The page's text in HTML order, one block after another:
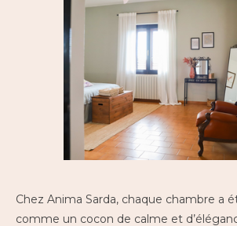
Chez Anima Sarda, chaque chambre a
comme un cocon de calme et